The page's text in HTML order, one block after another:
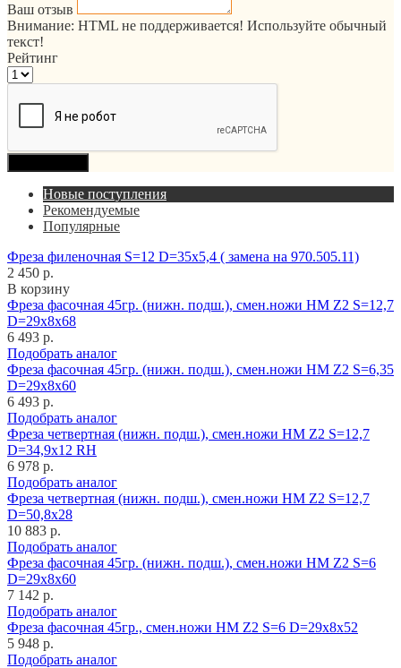
Ваш отзыв
Внимание: HTML не поддерживается! Используйте обычный
текст!
Рейтинг
Новые поступления
Рекомендуемые
Популярные
Фреза филеночная S=12 D=35x5,4 ( замена на 970.505.11)
2 450 р.
В корзину
Фреза фасочная 45гр. (нижн. подш.), смен.ножи HM Z2 S=12,7
D=29x8x68
6 493 р.
Подобрать аналог
Фреза фасочная 45гр. (нижн. подш.), смен.ножи HM Z2 S=6,35
D=29x8x60
6 493 р.
Подобрать аналог
Фреза четвертная (нижн. подш.), смен.ножи HM Z2 S=12,7
D=34,9x12 RH
6 978 р.
Подобрать аналог
Фреза четвертная (нижн. подш.), смен.ножи HM Z2 S=12,7
D=50,8x28
10 883 р.
Подобрать аналог
Фреза фасочная 45гр. (нижн. подш.), смен.ножи HM Z2 S=6
D=29x8x60
7 142 р.
Подобрать аналог
Фреза фасочная 45гр., смен.ножи HM Z2 S=6 D=29x8x52
5 948 р.
Подобрать аналог